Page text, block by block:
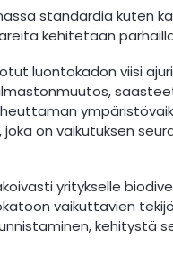
standardia kuten
kehitetään
luontokadon viisi
on vaikutuksen
yritykselle
vaikuttavien
kehitystä